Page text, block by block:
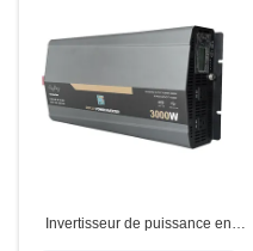
Invertisseur de puissance en